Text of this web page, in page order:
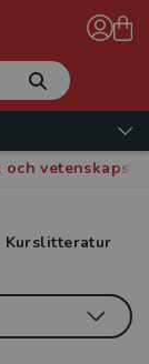
Kurslitteratur